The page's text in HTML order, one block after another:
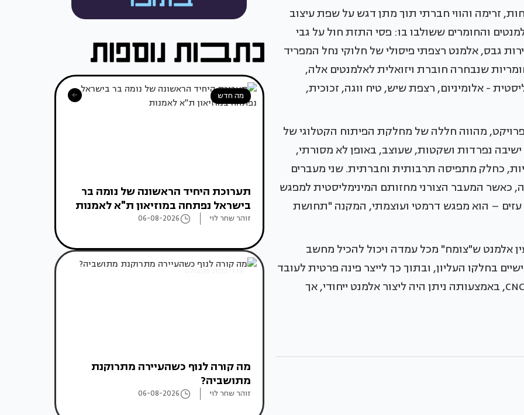
זרימה והווי חברתי תוך מתן דגש על שפת עיצוב
והחומרים ששולבו בו: פסי התזת חול על גבי
גבס, אלמנט רצפתי פיסולי של חלוקי נחל המפריד
שנבחרה חוברת ויזואלית לאלמנטים אלה,
- אלומיניום, רצפת שיש, טיח ווגה, זכוכית,
מהווה חללה של מחלקת הפיתוח הקטלוגי של
פתוח המאכלס כ- 24 עמדות ישיבה נפרדות ושקטות, שעוצב, באופן לא מסורתי,
כחלק מתפיסה תרבותית וחברתית. שני מעברים
כאשר המעבר הצורני מחזותם המינימליסטית למפגש
עזים – הוא מפגש דרמטי ועוצמתי, המקנה "תחושת
אלמנט ש"צומח" מכל עמדה ויכול להכיל מחשב
בחלקו העליון, ובתוך כך לייצר פינה פרטית לעובד
בעמדה. עמדות העבודה יוצרו בטכנולוגית חיתוך CNC, באמצעותה ניתן היה ליצור אלמנט ייחודי, אך
מה חדש
תערוכת היחיד הראשונה של נומה בר
בישראל נפתחה במוזיאון ת"א לאמנות
זוהר שחר לוי 06-08-2026
אדריכלות מהעולם
מה קורה לנוף כשהעיירה מתרוקנת
מתושביה?
זוהר שחר לוי 06-08-2026